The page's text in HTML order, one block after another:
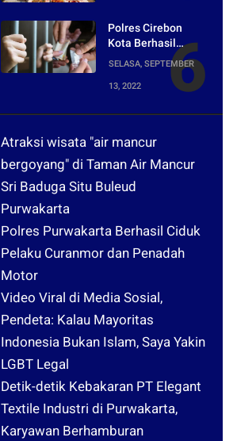
Harper Purwakarta
Polres Cirebon
Kota Berhasil
Ungkap Peredaran
Narkotika yang
Dikendalikan dari
SELASA, SEPTEMBER
13, 2022
Atraksi wisata "air mancur
bergoyang" di Taman Air Mancur
Sri Baduga Situ Buleud
Purwakarta
Polres Purwakarta Berhasil Ciduk
Pelaku Curanmor dan Penadah
Motor
Video Viral di Media Sosial,
Pendeta: Kalau Mayoritas
Indonesia Bukan Islam, Saya Yakin
LGBT Legal
Detik-detik Kebakaran PT Elegant
Textile Industri di Purwakarta,
Karyawan Berhamburan